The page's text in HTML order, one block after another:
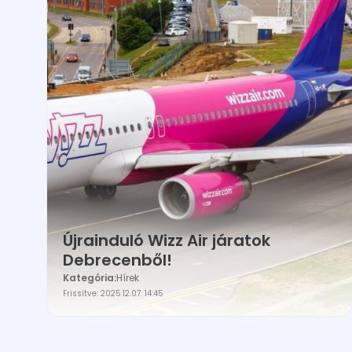
Újrainduló Wizz Air járatok
Debrecenből!
Kategória:Hírek
Frissítve: 2025.12.07. 14:45